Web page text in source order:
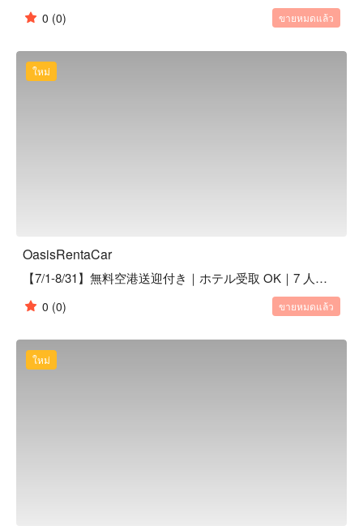
0 (0) ขายหมดแล้ว
ใหม่
OasisRentaCar
【7/1-8/31】無料空港送迎付き｜ホテル受取 OK｜7 人乗り｜TOYOTA アルファード｜1 ~ 6 日間
0 (0) ขายหมดแล้ว
ใหม่